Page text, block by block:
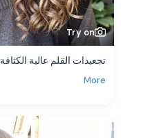
Try on
تجعيدات القلم عالية الكثافة
More